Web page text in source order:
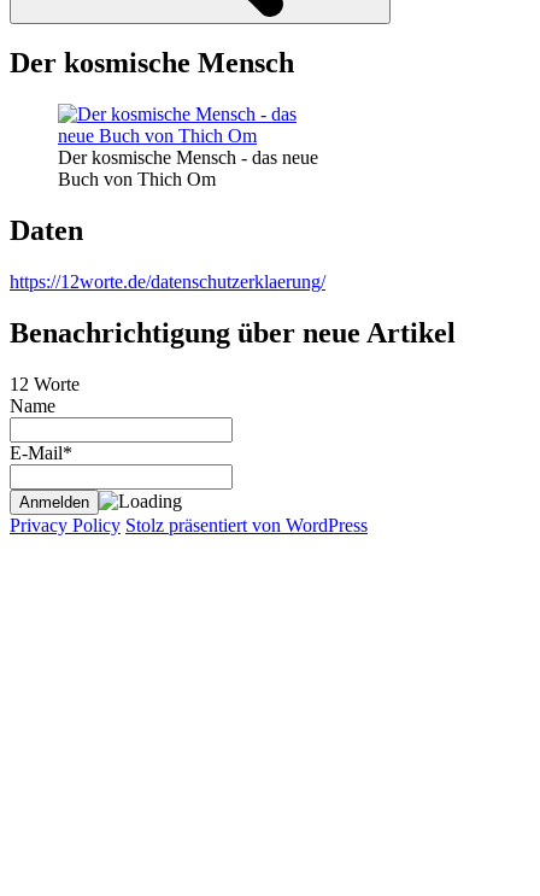
Der kosmische Mensch
Der kosmische Mensch - das neue
Buch von Thich Om
Daten
https://12worte.de/datenschutzerklaerung/
Benachrichtigung über neue Artikel
12 Worte
Name
E-Mail*
Privacy Policy Stolz präsentiert von WordPress